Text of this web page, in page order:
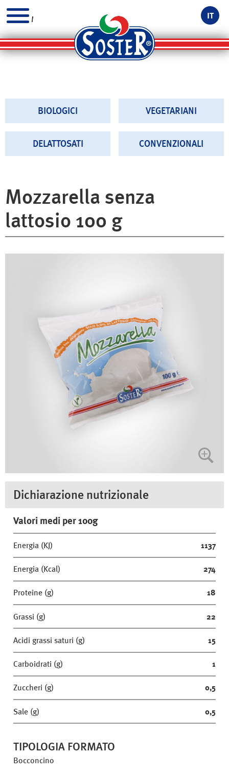
MENU IT
BIOLOGICI VEGETARIANI
DELATTOSATI CONVENZIONALI
Mozzarella senza
lattosio 100 g
Dichiarazione nutrizionale
Valori medi per 100g
Energia (KJ) 1137
Energia (Kcal) 274
Proteine (g) 18
Grassi (g) 22
Acidi grassi saturi (g) 15
Carboidrati (g) 1
Zuccheri (g) 0,5
Sale (g) 0,5
TIPOLOGIA FORMATO
Bocconcino